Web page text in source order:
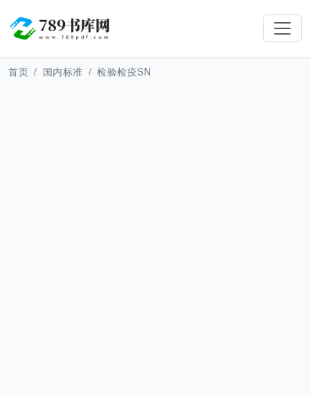
首页 国内标准 检验检疫SN